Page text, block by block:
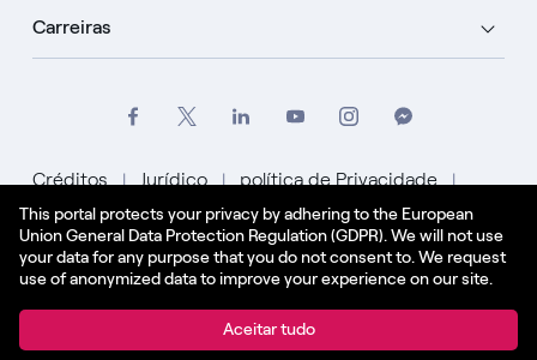
This portal protects your privacy by adhering to the European
Union General Data Protection Regulation (GDPR). We will not use
your data for any purpose that you do not consent to. We request
use of anonymized data to improve your experience on our site.
Aceitar tudo
Carreiras
Créditos Jurídico
política de Privacidade
Política de Cookies
Português
© Enel Spa Todos os direitos reservados Enel Spa